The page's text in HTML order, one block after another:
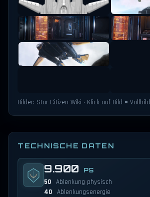
Bilder: Star Citizen Wiki · Klick auf Bild = Vollbild
TECHNISCHE DATEN
9.900 PS
50 Ablenkung physisch
40 Ablenkungsenergie